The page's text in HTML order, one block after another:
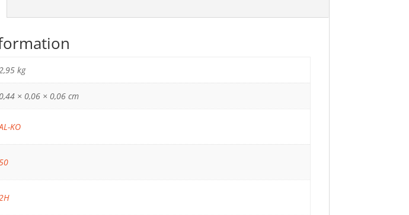
kg
× 0,06 × 0,06 cm
KO